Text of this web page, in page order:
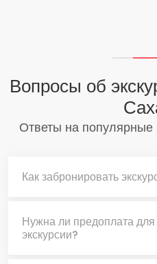
Вопросы об
Ответы на популярные
Как забронировать
Нужна ли предоплата
экскурсии?